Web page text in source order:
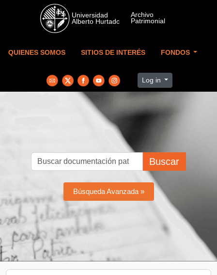
Skip to main content
QUIENES SOMOS SITIOS DE INTERÉS FONDOS
Log in
Buscar
Búsqueda Avanzada »